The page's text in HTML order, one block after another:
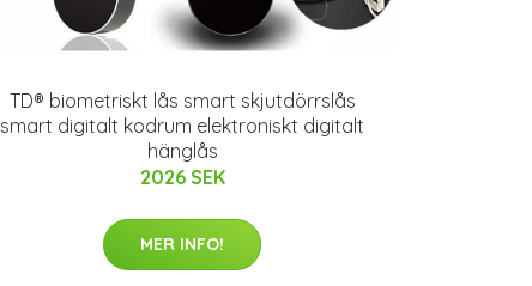
TD® biometriskt lås smart skjutdörrslås
smart digitalt kodrum elektroniskt digitalt
hänglås
2026 SEK
MER INFO!